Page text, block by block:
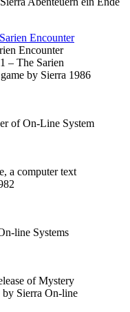
Encounter
– The Sarien
by Sierra 1986
of On-Line System
a computer text
line Systems
of Mystery
by Sierra On-line